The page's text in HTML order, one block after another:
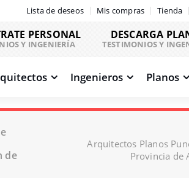
Lista de deseos Mis compras Tienda
PERSONAL
Y INGENIERÍA
DESCARGA
TESTIMONIOS Y
Ingenieros Planos
de
Arquitectos Planos
Provincia de